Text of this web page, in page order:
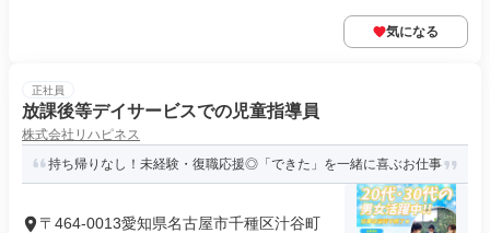
気になる
正社員
放課後等デイサービスでの児童指導員
株式会社リハピネス
持ち帰りなし！未経験・復職応援◎「できた」を一緒に喜ぶお仕事
〒464-0013愛知県名古屋市千種区汁谷町